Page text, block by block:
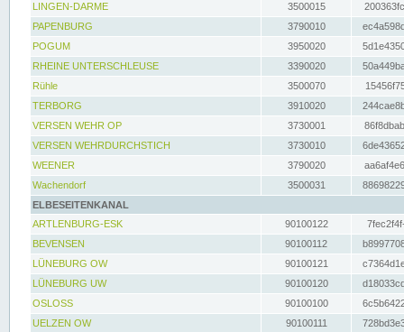
LINGEN-DARME
3500015
PAPENBURG
3790010
POGUM
3950020
RHEINE UNTERSCHLEUSE
3390020
Rühle
3500070
TERBORG
3910020
VERSEN WEHR OP
3730001
VERSEN WEHRDURCHSTICH
3730010
WEENER
3790020
Wachendorf
3500031
ELBESEITENKANAL
ARTLENBURG-ESK
90100122
BEVENSEN
90100112
LÜNEBURG OW
90100121
LÜNEBURG UW
90100120
OSLOSS
90100100
UELZEN OW
90100111